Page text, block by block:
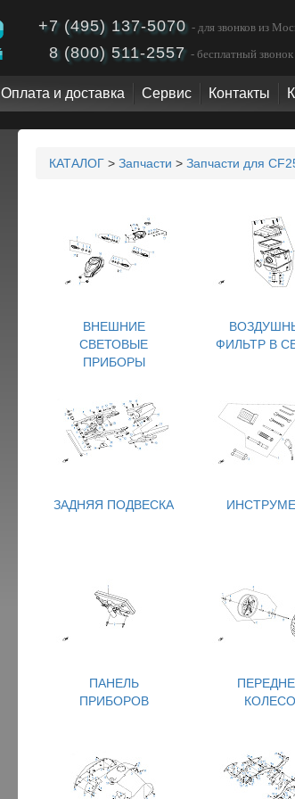
+7 (495) 137-5070 - для звонков из
8 (800) 511-2557 - бесплатный
Оплата и доставка Сервис Контакты
КАТАЛОГ > Запчасти > Запчасти для
ВНЕШНИЕ
СВЕТОВЫЕ
ПРИБОРЫ
ФИЛЬТР В
ЗАДНЯЯ ПОДВЕСКА
ПАНЕЛЬ
ПРИБОРОВ
КОЛЕСО